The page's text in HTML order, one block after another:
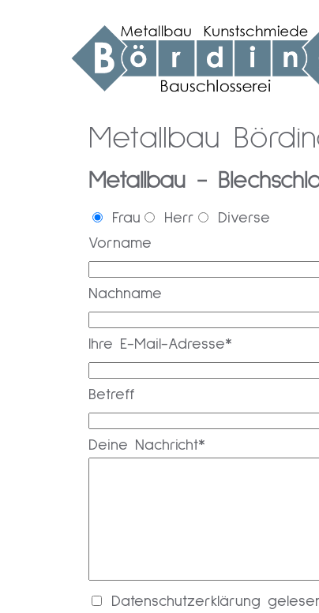
Metallbau
Metallbau -
Frau Herr
Diverse
Vorname
Nachname
Ihre E-Mail-Adresse*
Betreff
Deine Nachricht*
Datenschutzerklärung